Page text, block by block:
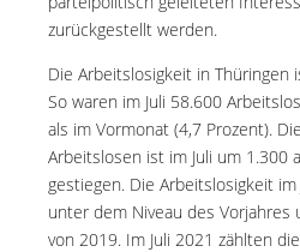
zurückgestellt werden.
Die Arbeitslosigkeit in Thüringen
So waren im Juli 58.600
als im Vormonat (4,7 Prozent).
Arbeitslosen ist im Juli um 1.300
gestiegen. Die Arbeitslosigkeit
unter dem Niveau des
von 2019. Im Juli 2021 zählten